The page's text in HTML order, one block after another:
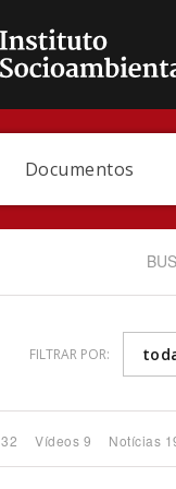
Documentos
FILTRAR POR:
Vídeos 9 Notícias